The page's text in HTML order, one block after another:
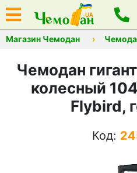
Магазин Чемодан
Чемодан
колесный
Flybird,
Код: